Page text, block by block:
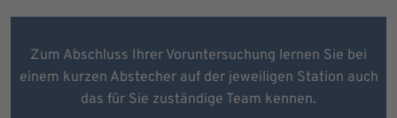
Zum Abschluss Ihrer Voruntersuchung lernen Sie bei
einem kurzen Abstecher auf der jeweiligen Station auch
das für Sie zuständige Team kennen.